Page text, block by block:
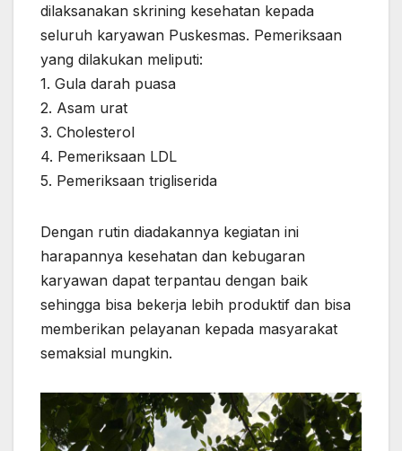
dilaksanakan skrining kesehatan kepada
seluruh karyawan Puskesmas. Pemeriksaan
yang dilakukan meliputi:
1. Gula darah puasa
2. Asam urat
3. Cholesterol
4. Pemeriksaan LDL
5. Pemeriksaan trigliserida
Dengan rutin diadakannya kegiatan ini
harapannya kesehatan dan kebugaran
karyawan dapat terpantau dengan baik
sehingga bisa bekerja lebih produktif dan bisa
memberikan pelayanan kepada masyarakat
semaksial mungkin.